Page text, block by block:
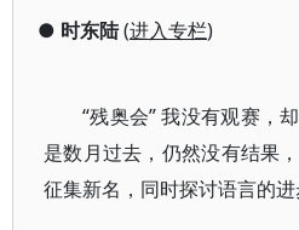
● 时东陆(进入专栏)
“残奥会” 我没有观赛，
是数月过去，仍然没有结果
征集新名，同时探讨语言的进